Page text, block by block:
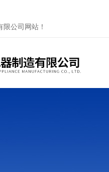
公司网站！